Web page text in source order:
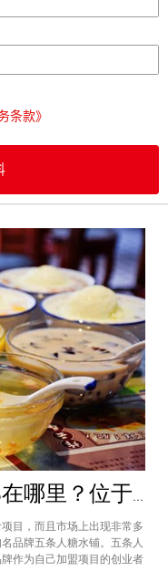
条款》
五条人糖水铺加盟总部在哪里？位于福建厦门欢迎大家前来考察
目，而且市场上出现非常多
品牌五条人糖水铺。五条人
作为自己加盟项目的创业者